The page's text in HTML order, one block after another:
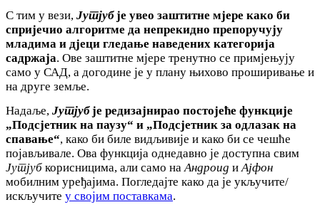
С тим у вези, Јутјубје увео заштитне мјере како би
спријечио алгоритме да непрекидно препоручују
младима и дјеци гледање наведених категорија
садржаја. Ове заштитне мјере тренутно се примјењују
само у САД, а догодине је у плану њихово проширивање и
на друге земље.
Надаље, Јутјубје редизајнирао постојеће функције
„Подсјетник на паузу“ и „Подсјетник за одлазак на
спавање“, како би биле видљивије и како би се чешће
појављивале. Ова функција однедавно је доступна свим
Јутјуб корисницима, али само на Андроид и Ајфон
мобилним уређајима. Погледајте како да је укључите/
искључите у својим поставкама.